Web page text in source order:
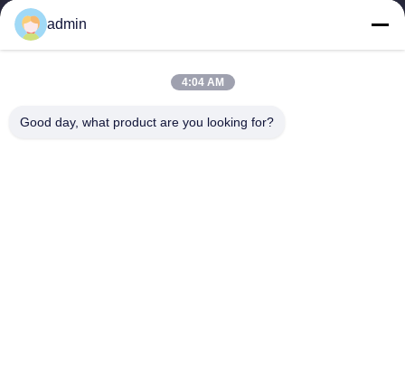
86-18939515188
Tidak, tidak.65, Jalan Tianming, Distrik Jinshui, Kota
admin
4:04 AM
Good day, what product are you looking for?